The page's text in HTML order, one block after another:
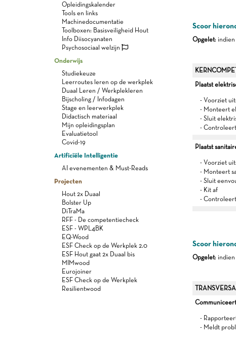
Opleidingskalender
Tools en links
Machinedocumentatie
Toolboxen: Basisveiligheid Hout
Info Diisocyanaten
Psychosociaal welzijn
Onderwijs
Studiekeuze
Leerroutes leren op de werkplek
Duaal Leren / Werkplekleren
Bijscholing / Infodagen
Stage en leerwerkplek
Didactisch materiaal
Mijn opleidingsplan
Evaluatietool
Covid-19
Artificiële Intelligentie
AI evenementen & Must-Reads
Projecten
Hout 2x Duaal
Bolster Up
DiTraMa
RFF - De competentiecheck
ESF - WPL4BK
EQ-Wood
ESF Check op de Werkplek 2.0
ESF Hout gaat 2x Duaal bis
MIMwood
Eurojoiner
ESF Check op de Werkplek
Resilientwood
Scoor
Opgelet: indien
Plaatst
- Voorziet
- Monteert
- Sluit
-
Plaatst
- Voorziet
- Monteert
- Sluit
- Kit af
-
Scoor
Opgelet: indien
-
- Meldt